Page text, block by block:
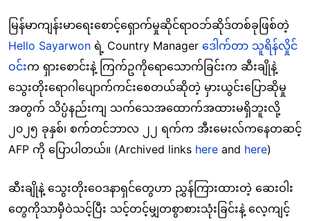
မြန်မာကျန်းမာရေးစောင့်ရှောက်မှုဆိုင်ရာဝဘ်ဆိုဒ်တစ်ခုဖြစ်တဲ့
Hello Sayarwon ရဲ့ Country Manager ဒေါက်တာ သူရိန်လှိုင်
ဝင်းက ရှားစောင်းနဲ့ ကြက်ဥကိုရောသောက်ခြင်းက ဆီးချိုနဲ့
သွေးတိုးရောဂါပျောက်ကင်းစေတယ်ဆိုတဲ့ မှားယွင်းပြောဆိုမှု
အတွက် သိပ္ပံနည်းကျ သက်သေအထောက်အထားမရှိဘူးလို့
၂၀၂၅ ခုနှစ်၊ စက်တင်ဘာလ ၂၂ ရက်က အီးမေးလ်ကနေတဆင့်
AFP ကို ပြောပါတယ်။ (Archived links here and here)
ဆီးချိုနဲ့ သွေးတိုးဝေဒနာရှင်တွေဟာ ညွှန်ကြားထားတဲ့ ဆေးဝါး
တွေကိုသာမှီဝဲသင့်ပြီး သင့်တင့်မျှတစွာစားသုံးခြင်းနဲ့ လေ့ကျင့်